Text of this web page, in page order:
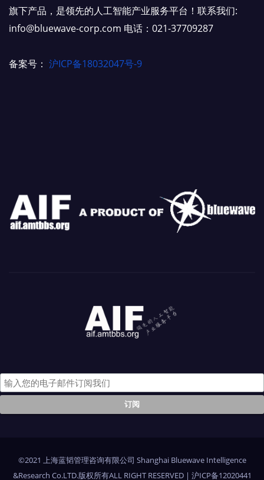
旗下产品，是领先的人工智能产业服务平台！联系我们:
info@bluewave-corp.com 电话：021-37709287
备案号： 沪ICP备18032047号-9
©2021 上海蓝韬管理咨询有限公司 Shanghai Bluewave Intelligence
&Research Co.LTD.版权所有ALL RIGHT RESERVED | 沪ICP备12020441